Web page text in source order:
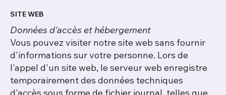
SITE WEB
Données d'accès et hébergement
Vous pouvez visiter notre site web sans fournir
d'informations sur votre personne. Lors de
l'appel d'un site web, le serveur web enregistre
temporairement des données techniques